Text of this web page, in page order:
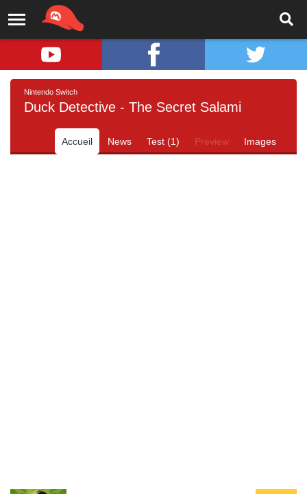
Nintendo Switch
Duck Detective - The Secret Salami
Accueil News Test (1) Preview Images